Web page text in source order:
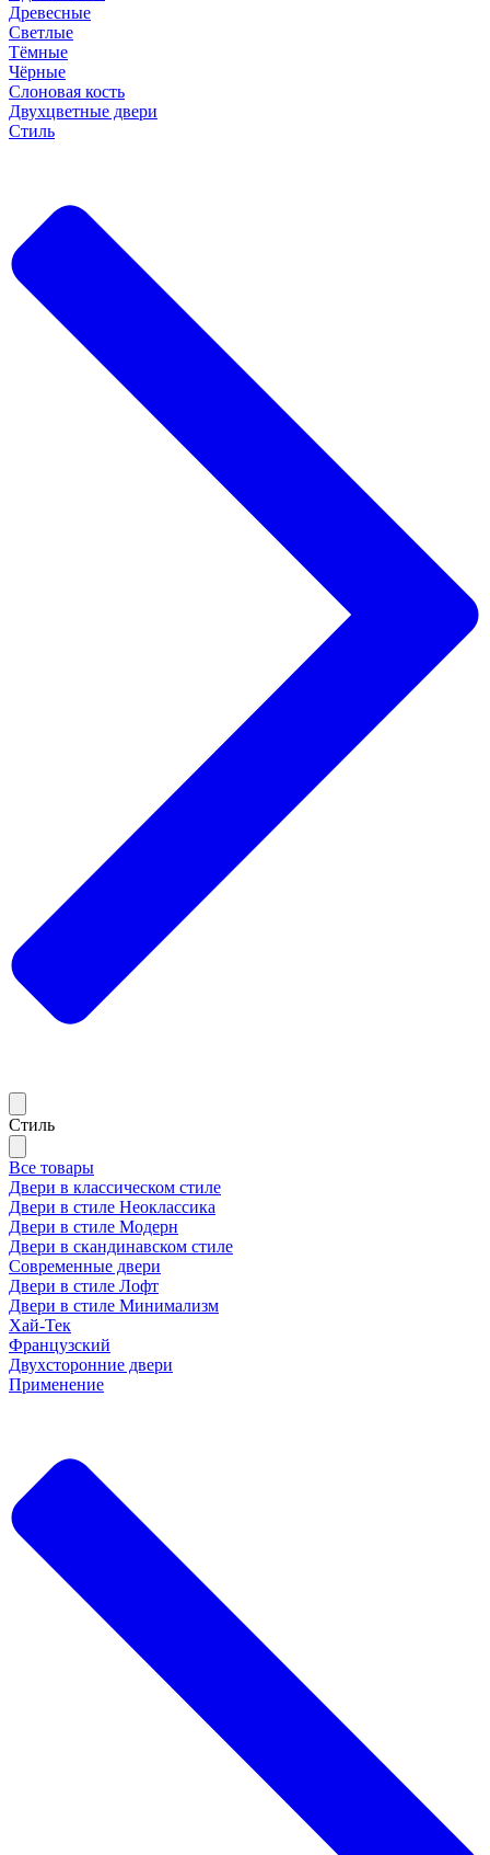
Древесные
Светлые
Тёмные
Чёрные
Слоновая кость
Двухцветные двери
Стиль
Стиль
Все товары
Двери в классическом стиле
Двери в стиле Неоклассика
Двери в стиле Модерн
Двери в скандинавском стиле
Современные двери
Двери в стиле Лофт
Двери в стиле Минимализм
Хай-Тек
Французский
Двухсторонние двери
Применение